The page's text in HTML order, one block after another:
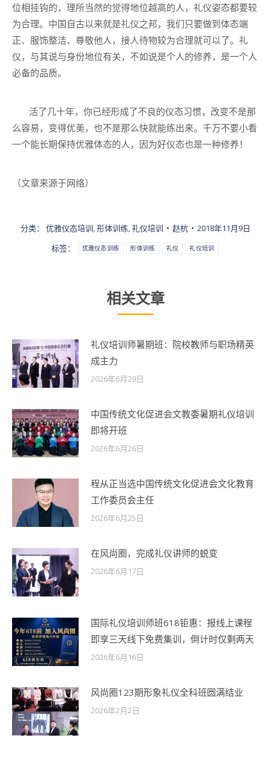
位相挂钩的，理所当然的觉得地位越高的人，礼仪姿态都要较
为合理。中国自古以来就是礼仪之邦，我们只要做到体态端
正、服饰整洁、尊敬他人，接人待物较为合理就可以了。礼
仪，与其说与身份地位有关，不如说是个人的修养，是一个人
必备的品质。
活了几十年，你已经形成了不良的仪态习惯，改变不是那
么容易，变得优美，也不是那么快就能练出来。千万不要小看
一个能长期保持优雅体态的人，因为好仪态也是一种修养！
（文章来源于网络）
分类： 优雅仪态培训,形体训练,礼仪培训 赵杭
2018年11月9日
标签：
优雅仪态训练 形体训练 礼仪 礼仪培训
相关文章
礼仪培训师暑期班：院校教师与职场精英
成主力
2026年6月29日
中国传统文化促进会文教委暑期礼仪培训
即将开班
2026年6月26日
程从正当选中国传统文化促进会文化教育
工作委员会主任
2026年6月25日
在风尚圈，完成礼仪讲师的蜕变
2026年6月17日
国际礼仪培训师班618钜惠：报线上课程
即享三天线下免费集训，倒计时仅剩两天
2026年6月16日
风尚圈123期形象礼仪全科班圆满结业
2026年2月2日